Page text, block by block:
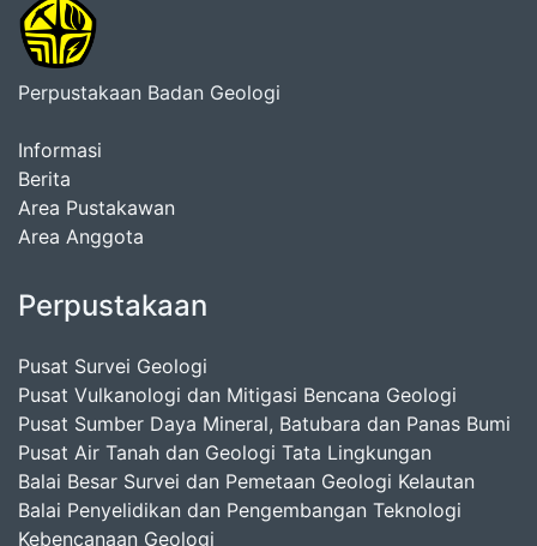
Perpustakaan Badan Geologi
Informasi
Berita
Area Pustakawan
Area Anggota
Perpustakaan
Pusat Survei Geologi
Pusat Vulkanologi dan Mitigasi Bencana Geologi
Pusat Sumber Daya Mineral, Batubara dan Panas Bumi
Pusat Air Tanah dan Geologi Tata Lingkungan
Balai Besar Survei dan Pemetaan Geologi Kelautan
Balai Penyelidikan dan Pengembangan Teknologi
Kebencanaan Geologi